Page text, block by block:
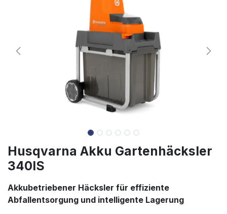
Husqvarna Akku Gartenhäcksler
340IS
Akkubetriebener Häcksler für effiziente
Abfallentsorgung und intelligente Lagerung